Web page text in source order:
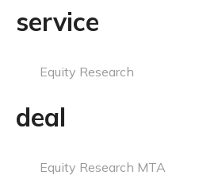
service
Equity Research
deal
Equity Research MTA